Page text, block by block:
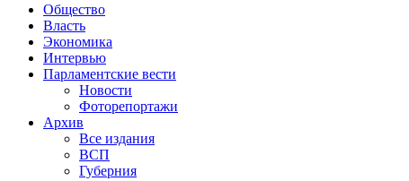
Общество
Власть
Экономика
Интервью
Парламентские вести
Новости
Фоторепортажи
Архив
Все издания
ВСП
Губерния